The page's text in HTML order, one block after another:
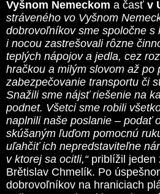
Vyšnom Nemeckom a časť v
stráveného vo Vyšnom
dobrovoľníkov sme spoločne s
i nocou zastrešovali rôzne
teplých nápojov a jedla, cez
hračkou a milým slovom až po
zabezpečovanie transportu či
Snažili sme nájsť riešenie na
podnet. Všetci sme robili
naplnili naše poslanie – podať
skúšaným ľuďom pomocnú
uľahčiť ich nepredstaviteľne
v ktorej sa ocitli,“priblížil jeden
Brětislav Chmelík. Po
dobrovoľníkov na hraniciach